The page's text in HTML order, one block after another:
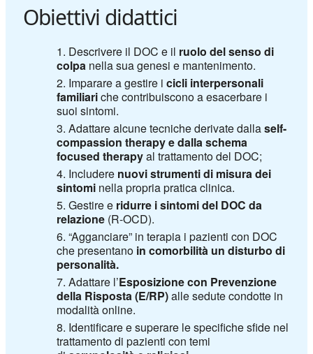
Obiettivi didattici
Descrivere il DOC e il ruolo del senso di
colpa nella sua genesi e mantenimento.
Imparare a gestire icicli interpersonali
familiariche contribuiscono a esacerbare i
suoi sintomi.
Adattare alcune tecniche derivate dallaself-
compassion therapy e dalla schema
focused therapyal trattamento del DOC;
Includere nuovi strumenti di misura dei
sintomi nella propria pratica clinica.
Gestire e ridurre i sintomi del DOC da
relazione (R-OCD).
“Agganciare” in terapia i pazienti con DOC
che presentano in comorbilità un disturbo di
personalità.
Adattare l’Esposizione con Prevenzione
della Risposta (E/RP)alle sedute condotte in
modalità online.
Identificare e superare le specifiche sfide nel
trattamento di pazienti con temi